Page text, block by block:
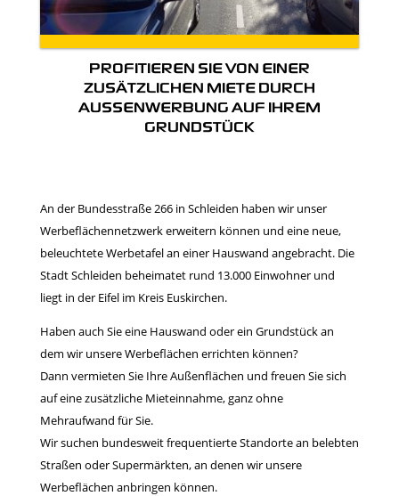
PROFITIEREN SIE VON EINER
ZUSÄTZLICHEN MIETE DURCH
AUSSENWERBUNG AUF IHREM
GRUNDSTÜCK
An der Bundesstraße 266 in Schleiden haben wir unser
Werbeflächennetzwerk erweitern können und eine neue,
beleuchtete Werbetafel an einer Hauswand angebracht. Die
Stadt Schleiden beheimatet rund 13.000 Einwohner und
liegt in der Eifel im Kreis Euskirchen.
Haben auch Sie eine Hauswand oder ein Grundstück an
dem wir unsere Werbeflächen errichten können?
Dann vermieten Sie Ihre Außenflächen und freuen Sie sich
auf eine zusätzliche Mieteinnahme, ganz ohne
Mehraufwand für Sie.
Wir suchen bundesweit frequentierte Standorte an belebten
Straßen oder Supermärkten, an denen wir unsere
Werbeflächen anbringen können.